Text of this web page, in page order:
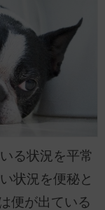
る状況を平常
状況を便秘と
便が出ている